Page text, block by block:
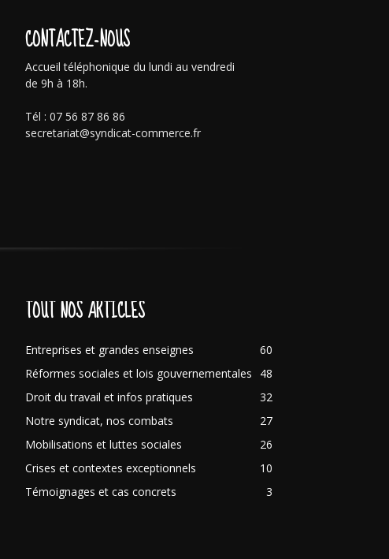
CONTACTEZ-NOUS
Accueil téléphonique du lundi au vendredi
de 9h à 18h.
Tél : 07 56 87 86 86
secretariat@syndicat-commerce.fr
TOUT NOS ARTICLES
Entreprises et grandes enseignes
60
Réformes sociales et lois gouvernementales
48
Droit du travail et infos pratiques
32
Notre syndicat, nos combats
27
Mobilisations et luttes sociales
26
Crises et contextes exceptionnels
10
Témoignages et cas concrets
3